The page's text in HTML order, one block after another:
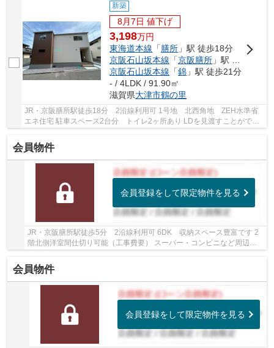
新築
8月7日 値下げ
3,198万円
東海道本線 「膳所 」駅 徒歩18分
京阪石山坂本線 「京阪膳所 」駅 徒歩18分
京阪石山坂本線 「錦 」駅 徒歩21分
- / 4LDK / 91.90㎡
滋賀県大津市鶴の里
JR・京阪膳所駅徒歩18分 2沿線利用可 1号地 北西角地 ZEH水準省
エネ住宅 駐車スペース2台分 トイレ2ヶ所あり LDを見渡すことができ
会員物件
会員登録をして限定物件を見る
JR・京阪膳所駅徒歩5分 2沿線利用可 6DK 収納スペース豊富です 2
階北側洋室間仕切り可能（工事費要） スーパー・コンビニなど周辺環
境充実しています
会員物件
会員登録をして限定物件を見る